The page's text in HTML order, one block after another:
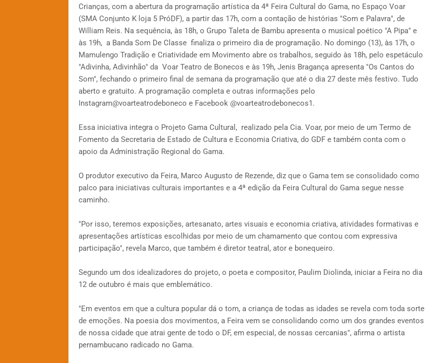
Crianças, com a abertura da programação artística da 4ª Feira Cultural do Gama, no Espaço Voar
(SMA Conjunto K loja 5 PróDF), a partir das 17h, com a contação de histórias "Som e Palavra", de
William Reis. Na sequência, às 18h, o Grupo Taleta de Bambu apresenta o musical poético "A Pipa" e
às 19h, a Banda Som De Classe finaliza o primeiro dia de programação. No domingo (13), às 17h, o
Mamulengo Tradição e Criatividade em Movimento abre os trabalhos, seguido às 18h, pelo espetáculo
"Adivinha, Adivinhão" da Voar Teatro de Bonecos e às 19h, Jenis Bragança apresenta "Os Cantos do
Som", fechando o primeiro final de semana da programação que até o dia 27 deste mês festivo. Tudo
aberto e gratuito. A programação completa e outras informações pelo
Instagram@voarteatrodeboneco e Facebook @voarteatrodebonecos1.
Essa iniciativa integra o Projeto Gama Cultural, realizado pela Cia. Voar, por meio de um Termo de
Fomento da Secretaria de Estado de Cultura e Economia Criativa, do GDF e também conta com o
apoio da Administração Regional do Gama.
O produtor executivo da Feira, Marco Augusto de Rezende, diz que o Gama tem se consolidado como
palco para iniciativas culturais importantes e a 4ª edição da Feira Cultural do Gama segue nesse
caminho.
"Por isso, teremos exposições, artesanato, artes visuais e economia criativa, atividades formativas e
apresentações artísticas escolhidas por meio de um chamamento que contou com expressiva
participação", revela Marco, que também é diretor teatral, ator e bonequeiro.
Segundo um dos idealizadores do projeto, o poeta e compositor, Paulim Diolinda, iniciar a Feira no dia
12 de outubro é mais que emblemático.
"Em eventos em que a cultura popular dá o tom, a criança de todas as idades se revela com toda sorte
de emoções. Na poesia dos movimentos, a Feira vem se consolidando como um dos grandes eventos
de nossa cidade que atrai gente de todo o DF, em especial, de nossas cercanias", afirma o artista
pernambucano radicado no Gama.